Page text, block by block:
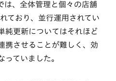
は、全体管理と個々の店舗
ており、並行運用されてい
純更新についてはそれほど
携させることが難しく、効
っていました。